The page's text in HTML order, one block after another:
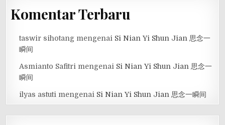
Komentar Terbaru
taswir sihotang mengenai Si Nian Yi Shun Jian 思念一
瞬间
Asmianto Safitri mengenai Si Nian Yi Shun Jian 思念一
瞬间
ilyas astuti mengenai Si Nian Yi Shun Jian 思念一瞬间